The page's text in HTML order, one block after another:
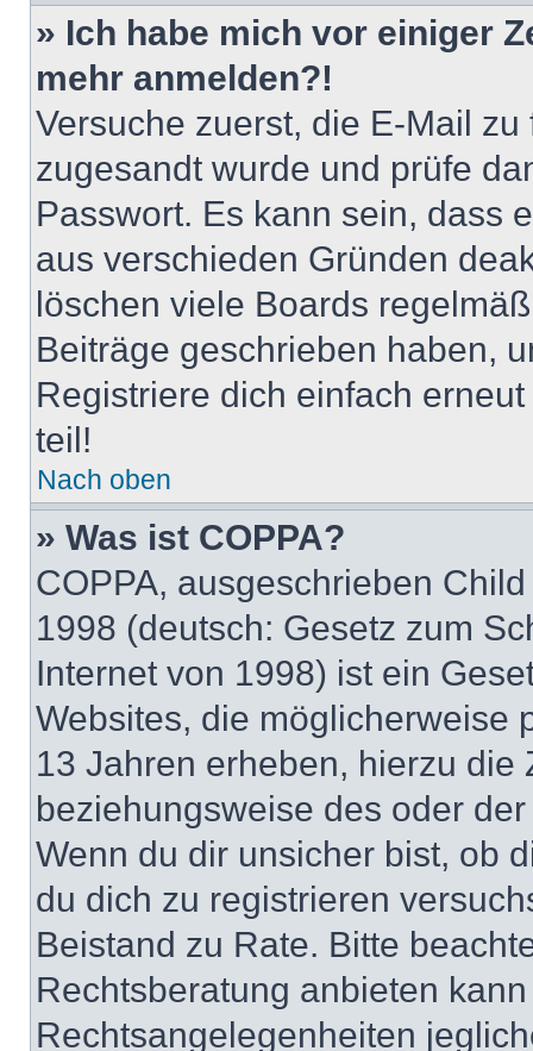
» Ich habe mich vor einiger
mehr anmelden?!
Versuche zuerst, die E-Mail
zugesandt wurde und prüfe
Passwort. Es kann sein, dass
aus verschieden Gründen
löschen viele Boards
Beiträge geschrieben haben,
Registriere dich einfach
teil!
Nach oben
» Was ist COPPA?
COPPA, ausgeschrieben
1998 (deutsch: Gesetz zum
Internet von 1998) ist ein
Websites, die möglicherweise
13 Jahren erheben, hierzu die
beziehungsweise des oder
Wenn du dir unsicher bist, ob
du dich zu registrieren
Beistand zu Rate. Bitte
Rechtsberatung anbieten
Rechtsangelegenheiten